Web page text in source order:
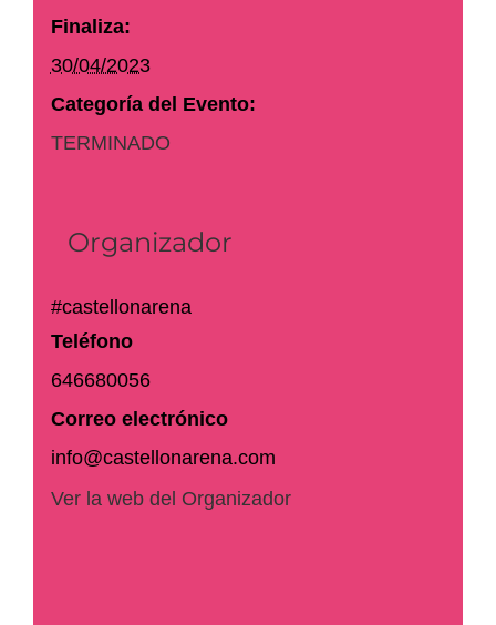
Finaliza:
30/04/2023
Categoría del Evento:
TERMINADO
Organizador
#castellonarena
Teléfono
646680056
Correo electrónico
info@castellonarena.com
Ver la web del Organizador